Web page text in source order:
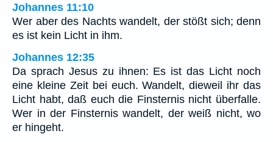
Johannes 11:10
Wer aber des Nachts wandelt, der stößt sich; denn
es ist kein Licht in ihm.
Johannes 12:35
Da sprach Jesus zu ihnen: Es ist das Licht noch
eine kleine Zeit bei euch. Wandelt, dieweil ihr das
Licht habt, daß euch die Finsternis nicht überfalle.
Wer in der Finsternis wandelt, der weiß nicht, wo
er hingeht.